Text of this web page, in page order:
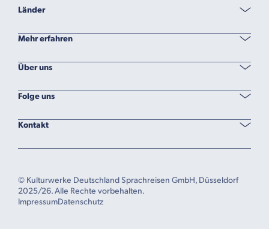
Länder
Mehr erfahren
Über uns
Folge uns
Kontakt
© Kulturwerke Deutschland Sprachreisen GmbH, Düsseldorf
2025/26. Alle Rechte vorbehalten.
ImpressumDatenschutz